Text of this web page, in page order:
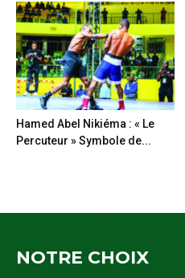
Hamed Abel Nikiéma : « Le
Percuteur » Symbole de...
NOTRE CHOIX